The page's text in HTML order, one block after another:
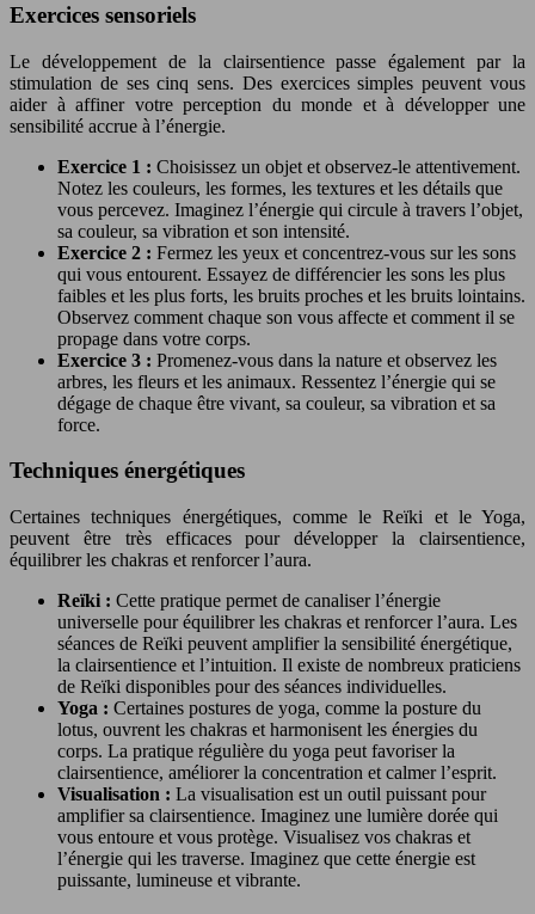
Exercices sensoriels
Le développement de la clairsentience passe également par la
stimulation de ses cinq sens. Des exercices simples peuvent vous
aider à affiner votre perception du monde et à développer une
sensibilité accrue à l’énergie.
Exercice 1 : Choisissez un objet et observez-le attentivement.
Notez les couleurs, les formes, les textures et les détails que
vous percevez. Imaginez l’énergie qui circule à travers l’objet,
sa couleur, sa vibration et son intensité.
Exercice 2 : Fermez les yeux et concentrez-vous sur les sons
qui vous entourent. Essayez de différencier les sons les plus
faibles et les plus forts, les bruits proches et les bruits lointains.
Observez comment chaque son vous affecte et comment il se
propage dans votre corps.
Exercice 3 : Promenez-vous dans la nature et observez les
arbres, les fleurs et les animaux. Ressentez l’énergie qui se
dégage de chaque être vivant, sa couleur, sa vibration et sa
force.
Techniques énergétiques
Certaines techniques énergétiques, comme le Reïki et le Yoga,
peuvent être très efficaces pour développer la clairsentience,
équilibrer les chakras et renforcer l’aura.
Reïki : Cette pratique permet de canaliser l’énergie
universelle pour équilibrer les chakras et renforcer l’aura. Les
séances de Reïki peuvent amplifier la sensibilité énergétique,
la clairsentience et l’intuition. Il existe de nombreux praticiens
de Reïki disponibles pour des séances individuelles.
Yoga : Certaines postures de yoga, comme la posture du
lotus, ouvrent les chakras et harmonisent les énergies du
corps. La pratique régulière du yoga peut favoriser la
clairsentience, améliorer la concentration et calmer l’esprit.
Visualisation : La visualisation est un outil puissant pour
amplifier sa clairsentience. Imaginez une lumière dorée qui
vous entoure et vous protège. Visualisez vos chakras et
l’énergie qui les traverse. Imaginez que cette énergie est
puissante, lumineuse et vibrante.